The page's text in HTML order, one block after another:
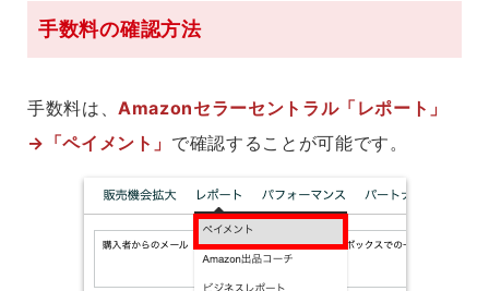
手数料の確認方法
手数料は、Amazonセラーセントラル「レポート」
→「ペイメント」 で確認することが可能です。